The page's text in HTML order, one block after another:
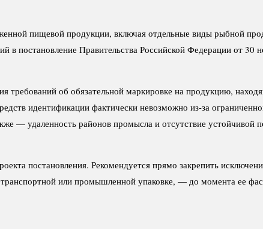
пищевой продукции, включая отдельные виды рыбной
в постановление Правительства Российской Федерации от
об обязательной маркировке на продукцию,
идентификации фактически невозможно из-за
— удаленность районов промысла и отсутствие устойчивой
постановления. Рекомендуется прямо закрепить
или промышленной упаковке, — до момента ее